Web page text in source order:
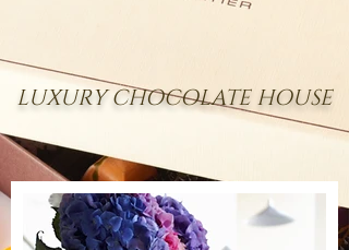
LUXURY CHOCOLATE HOUSE